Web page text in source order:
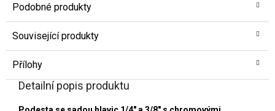
Podobné produkty
Související produkty
Přílohy
Detailní popis produktu